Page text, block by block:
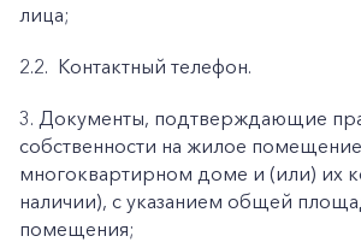
лица;
2.2. Контактный телефон.
3. Документы, подтверждающие
собственности на жилое
многоквартирном доме и (или) их
наличии), с указанием общей
помещения;